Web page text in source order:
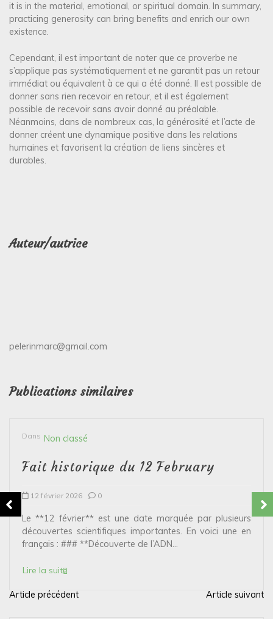
it is in the material, emotional, or spiritual domain. In summary,
practicing generosity can bring benefits and enrich our own
existence.
Cependant, il est important de noter que ce proverbe ne
s’applique pas systématiquement et ne garantit pas un retour
immédiat ou équivalent à ce qui a été donné. Il est possible de
donner sans rien recevoir en retour, et il est également
possible de recevoir sans avoir donné au préalable.
Néanmoins, dans de nombreux cas, la générosité et l’acte de
donner créent une dynamique positive dans les relations
humaines et favorisent la création de liens sincères et
durables.
Auteur/autrice
pelerinmarc@gmail.com
Publications similaires
Dans Non classé
Fait historique du 12 February
12 février 2026 0
Le **12 février** est une date marquée par plusieurs
découvertes scientifiques importantes. En voici une en
français : ### **Découverte de l’ADN...
Lire la suite
N
Article précédent Article suivant